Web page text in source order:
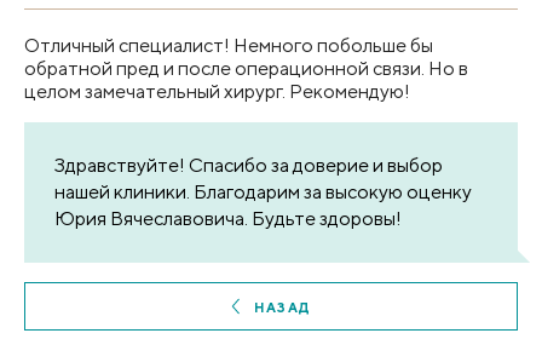
Отличный специалист! Немного побольше бы
обратной пред и после операционной связи. Но в
целом замечательный хирург. Рекомендую!
Здравствуйте! Спасибо за доверие и выбор
нашей клиники. Благодарим за высокую оценку
Юрия Вячеславовича. Будьте здоровы!
НАЗАД